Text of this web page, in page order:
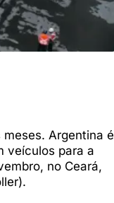
Argentina é
veículos para a
no Ceará,